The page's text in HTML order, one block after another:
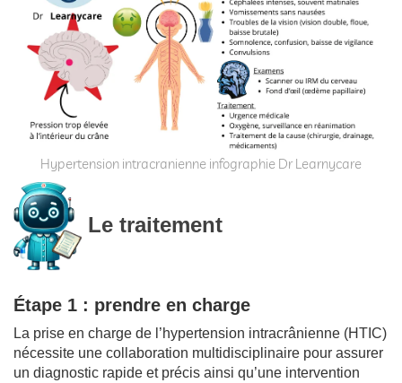
Hypertension intracranienne infographie Dr Learnycare
Le traitement
Étape 1 : prendre en charge
La prise en charge de l’hypertension intracrânienne (HTIC)
nécessite une collaboration multidisciplinaire pour assurer
un diagnostic rapide et précis ainsi qu’une intervention